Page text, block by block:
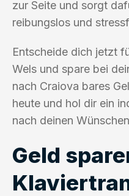
zur Seite und sorgt
reibungslos und
Entscheide dich jetzt
Wels und spare bei
nach Craiova bares
heute und hol dir ein
nach deinen
Geld